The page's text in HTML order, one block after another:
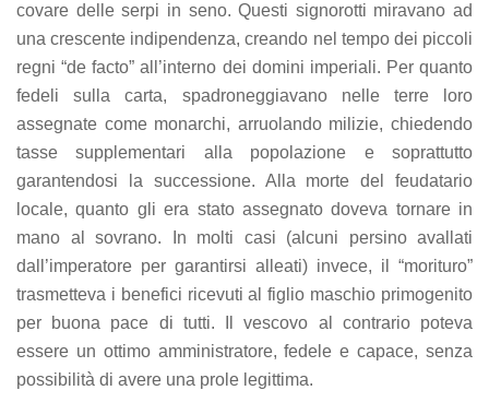
covare delle serpi in seno. Questi signorotti miravano ad
una crescente indipendenza, creando nel tempo dei piccoli
regni “de facto” all’interno dei domini imperiali. Per quanto
fedeli sulla carta, spadroneggiavano nelle terre loro
assegnate come monarchi, arruolando milizie, chiedendo
tasse supplementari alla popolazione e soprattutto
garantendosi la successione. Alla morte del feudatario
locale, quanto gli era stato assegnato doveva tornare in
mano al sovrano. In molti casi (alcuni persino avallati
dall’imperatore per garantirsi alleati) invece, il “morituro”
trasmetteva i benefici ricevuti al figlio maschio primogenito
per buona pace di tutti. Il vescovo al contrario poteva
essere un ottimo amministratore, fedele e capace, senza
possibilità di avere una prole legittima.